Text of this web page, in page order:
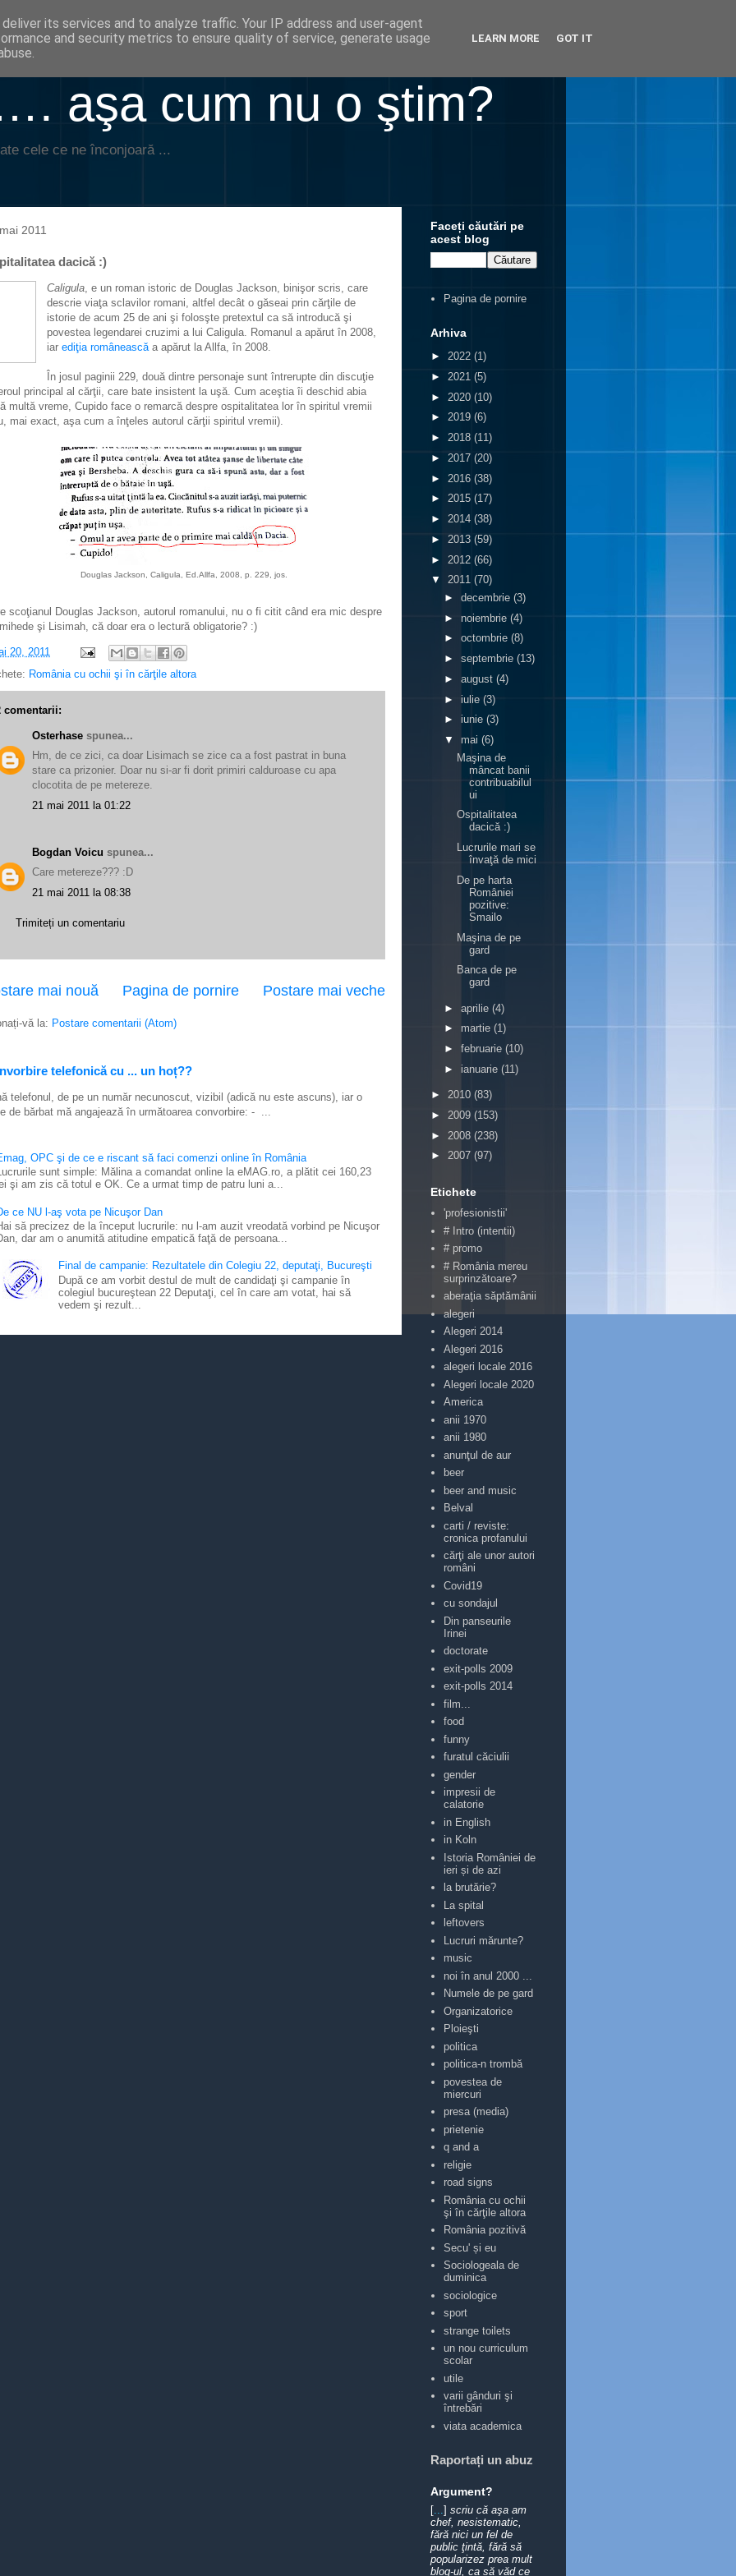
aşa cum nu o ştim?
cele ce ne înconjoară ...
2011
dacică :)
Caligula, e un roman istoric de Douglas Jackson, binişor scris, care
descrie viaţa sclavilor romani, altfel decât o găseai prin cărţile de
istorie de acum 25 de ani şi folosşte pretextul ca să introducă şi
povestea legendarei cruzimi a lui Caligula. Romanul a apărut în 2008,
iar ediţia româneascăa apărut la Allfa, în 2008.
În josul paginii 229, două dintre personaje sunt întrerupte din discuţie
principal al cărţii, care bate insistent la uşă. Cum aceştia îi deschid abia
multă vreme, Cupido face o remarcă despre ospitalitatea lor în spiritul vremii
mai exact, aşa cum a înţeles autorul cărţii spiritul vremii).
Douglas Jackson, Caligula, Ed.Allfa, 2008, p. 229, jos.
scoţianul Douglas Jackson, autorul romanului, nu o fi citit când era mic despre
şi Lisimah, că doar era o lectură obligatorie? :)
20, 2011
România cu ochii şi în cărţile altora
comentarii:
Osterhase spunea...
Hm, de ce zici, ca doar Lisimach se zice ca a fost pastrat in buna
stare ca prizonier. Doar nu si-ar fi dorit primiri calduroase cu apa
clocotita de pe metereze.
21 mai 2011 la 01:22
Bogdan Voicu spunea...
Care metereze??? :D
21 mai 2011 la 08:38
Trimiteți un comentariu
mai nouă Postare mai veche
Pagina de pornire
vă la: Postare comentarii (Atom)
telefonică cu ... un hoț??
telefonul, de pe un număr necunoscut, vizibil (adică nu este ascuns), iar o
de bărbat mă angajează în următoarea convorbire: - ...
OPC şi de ce e riscant să faci comenzi online în România
sunt simple: Mălina a comandat online la eMAG.ro, a plătit cei 160,23
şi am zis că totul e OK. Ce a urmat timp de patru luni a...
ce NU l-aş vota pe Nicuşor Dan
să precizez de la început lucrurile: nu l-am auzit vreodată vorbind pe Nicuşor
dar am o anumită atitudine empatică faţă de persoana...
Final de campanie: Rezultatele din Colegiu 22, deputaţi, Bucureşti
După ce am vorbit destul de mult de candidaţi şi campanie în
colegiul bucureştean 22 Deputaţi, cel în care am votat, hai să
vedem şi rezult...
Faceți căutări pe
acest blog
Pagina de pornire
Arhiva
► 2022 (1)
► 2021 (5)
► 2020 (10)
► 2019 (6)
► 2018 (11)
► 2017 (20)
► 2016 (38)
► 2015 (17)
► 2014 (38)
► 2013 (59)
► 2012 (66)
▼ 2011 (70)
► decembrie (3)
► noiembrie (4)
► octombrie (8)
► septembrie (13)
► august (4)
► iulie (3)
► iunie (3)
▼ mai (6)
Maşina de
mâncat banii
contribuabilul
ui
Ospitalitatea
dacică :)
Lucrurile mari se
învaţă de mici
De pe harta
României
pozitive:
Smailo
Maşina de pe
gard
Banca de pe
gard
► aprilie (4)
► martie (1)
► februarie (10)
► ianuarie (11)
► 2010 (83)
► 2009 (153)
► 2008 (238)
► 2007 (97)
Etichete
'profesionistii'
# Intro (intentii)
# promo
# România mereu
surprinzătoare?
aberaţia săptămânii
alegeri
Alegeri 2014
Alegeri 2016
alegeri locale 2016
Alegeri locale 2020
America
anii 1970
anii 1980
anunţul de aur
beer
beer and music
Belval
carti / reviste:
cronica profanului
cărţi ale unor autori
români
Covid19
cu sondajul
Din panseurile
Irinei
doctorate
exit-polls 2009
exit-polls 2014
film...
food
funny
furatul căciulii
gender
impresii de
calatorie
in English
in Koln
Istoria României de
ieri și de azi
la brutărie?
La spital
leftovers
Lucruri mărunte?
music
noi în anul 2000 ...
Numele de pe gard
Organizatorice
Ploieşti
politica
politica-n trombă
povestea de
miercuri
presa (media)
prietenie
q and a
religie
road signs
România cu ochii
şi în cărţile altora
România pozitivă
Secu' și eu
Sociologeala de
duminica
sociologice
sport
strange toilets
un nou curriculum
scolar
utile
varii gânduri şi
întrebări
viata academica
Raportați un abuz
Argument?
[ ] scriu că aşa am
chef, nesistematic,
fără nici un fel de
public ţintă, fără să
popularizez prea mult
blog-ul, ca să văd ce
its services and to analyze traffic. Your IP address and user-agent
and security metrics to ensure quality of service, generate usage
LEARN MORE GOT IT